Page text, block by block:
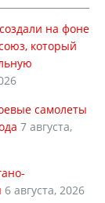
на фоне
который
самолеты
7 августа,
6 августа, 2026